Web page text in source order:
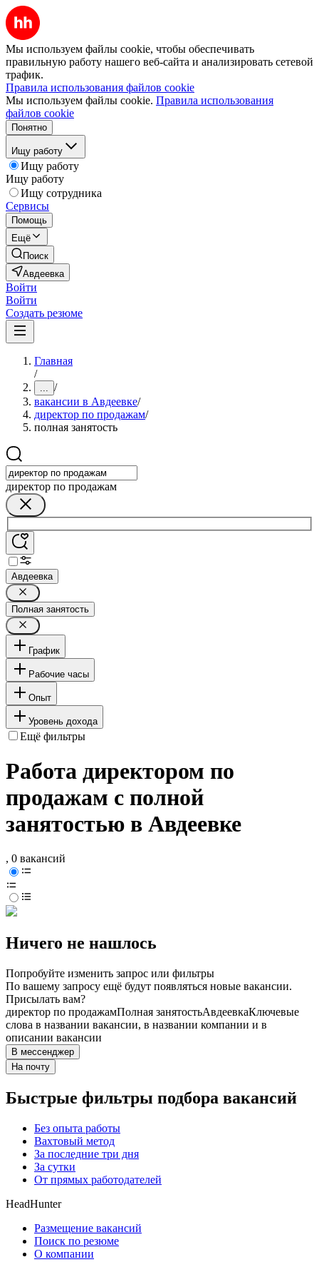
Мы используем файлы cookie, чтобы обеспечивать
правильную работу нашего веб-сайта и анализировать сетевой
трафик.
Правила использования файлов cookie
Мы используем файлы cookie. Правила использования
файлов cookie
Понятно
Ищу работу
Ищу работу
Ищу работу
Ищу сотрудника
Сервисы
Помощь
Ещё
Поиск
Авдеевка
Войти
Войти
Создать резюме
Главная
/
... /
вакансии в Авдеевке/
директор по продажам/
полная занятость
директор по продажам
Авдеевка
Полная занятость
График
Рабочие часы
Опыт
Уровень дохода
Ещё фильтры
Работа директором по
продажам с полной
занятостью в Авдеевке
, 0 вакансий
Ничего не нашлось
Попробуйте изменить запрос или фильтры
По вашему запросу ещё будут появляться новые вакансии.
Присылать вам?
директор по продажамПолная занятостьАвдеевкаКлючевые
слова в названии вакансии, в названии компании и в
описании вакансии
В мессенджер
На почту
Быстрые фильтры подбора вакансий
Без опыта работы
Вахтовый метод
За последние три дня
За сутки
От прямых работодателей
HeadHunter
Размещение вакансий
Поиск по резюме
О компании